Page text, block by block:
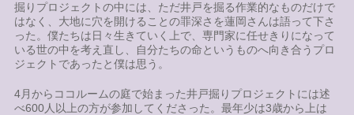
掘りプロジェクトの中には、ただ井戸を掘る作業的なものだけで
はなく、大地に穴を開けることの罪深さを蓮岡さんは語って下さ
った。僕たちは日々生きていく上で、専門家に任せきりになって
いる世の中を考え直し、自分たちの命というものへ向き合うプロ
ジェクトであったと僕は思う。
4月からココルームの庭で始まった井戸掘りプロジェクトには述
べ600人以上の方が参加してくださった。最年少は3歳から上は